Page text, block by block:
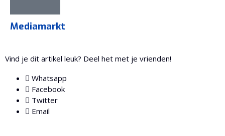
Mediamarkt
Vind je dit artikel leuk? Deel het met je vrienden!
Whatsapp
Facebook
Twitter
Email